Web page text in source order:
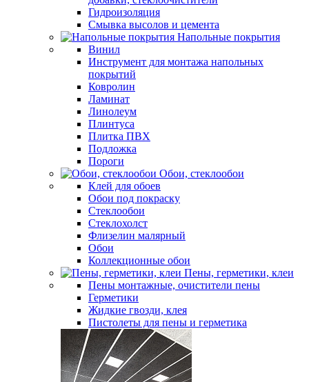
Гидроизоляция
Смывка высолов и цемента
Напольные покрытия
Винил
Инструмент для монтажа напольных
покрытий
Ковролин
Ламинат
Линолеум
Плинтуса
Плитка ПВХ
Подложка
Пороги
Обои, стеклообои
Клей для обоев
Обои под покраску
Стеклообои
Стеклохолст
Флизелин малярный
Обои
Коллекционные обои
Пены, герметики, клеи
Пены монтажные, очистители пены
Герметики
Жидкие гвозди, клея
Пистолеты для пены и герметика